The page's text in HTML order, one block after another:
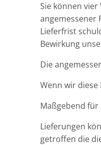
Sie können
angemessener
Lieferfrist
Bewirkung
Die
Wenn wir
Maßgebend
Lieferungen
getroffen die